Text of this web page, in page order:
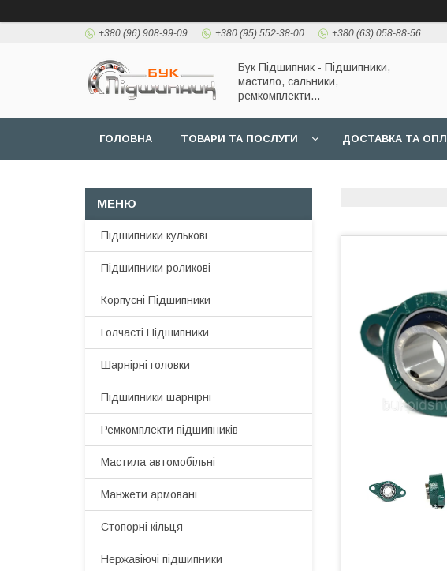
+380 (96) 908-99-09 +380 (95) 552-38-00 +380 (63) 058-88-56
Бук Підшипник - Підшипники,
мастило, сальники,
ремкомплекти...
ГОЛОВНА ТОВАРИ ТА ПОСЛУГИ ДОСТАВКА ТА
Підшипники кулькові
Підшипники роликові
Корпусні Підшипники
Голчасті Підшипники
Шарнірні головки
Підшипники шарнірні
Ремкомплекти підшипників
Мастила автомобільні
Манжети армовані
Стопорні кільця
Нержавіючі підшипники